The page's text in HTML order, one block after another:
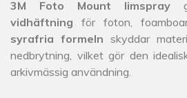
3M Foto Mount limspray
vidhäftning för foton,
syrafria formeln skyddar
nedbrytning, vilket gör den
arkivmässig användning.